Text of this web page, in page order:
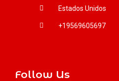
Estados Unidos
+19569605697
Follow Us